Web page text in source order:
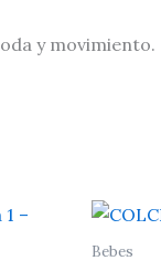
y movimiento.
Bebes